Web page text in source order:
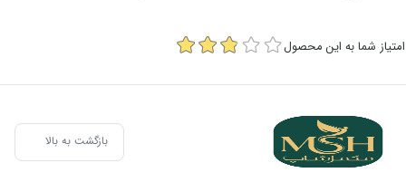
امتیاز شما به این محصول
بازگشت به بالا